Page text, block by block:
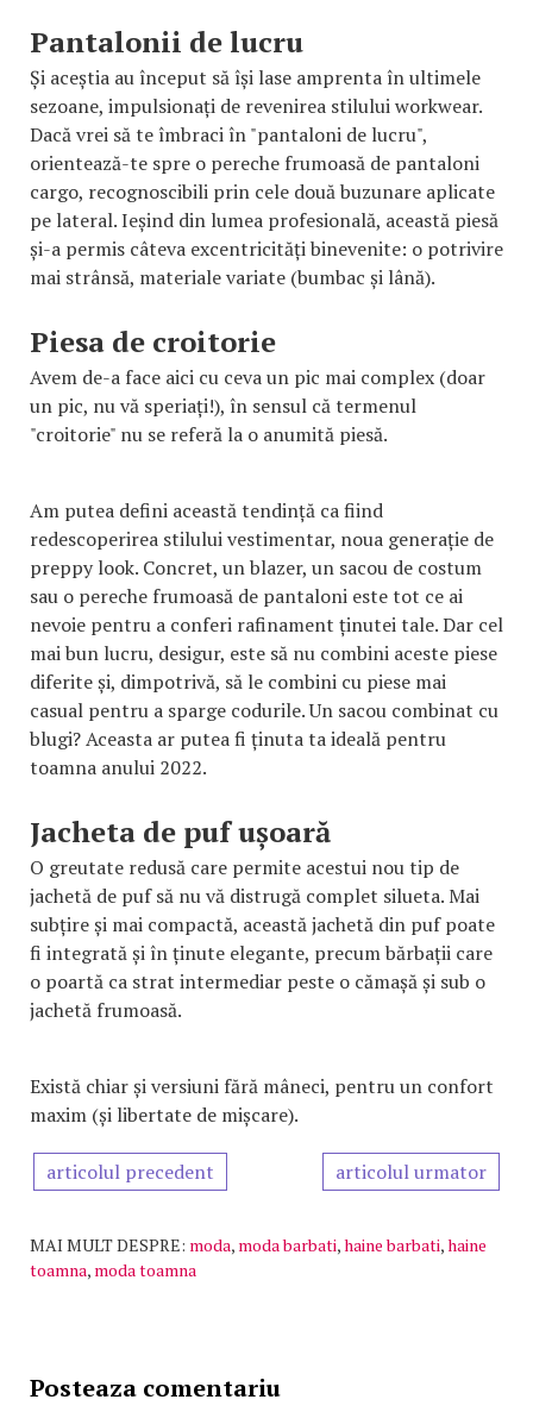
Pantalonii de lucru
Și aceștia au început să își lase amprenta în ultimele
sezoane, impulsionați de revenirea stilului workwear.
Dacă vrei să te îmbraci în "pantaloni de lucru",
orientează-te spre o pereche frumoasă de pantaloni
cargo, recognoscibili prin cele două buzunare aplicate
pe lateral. Ieșind din lumea profesională, această piesă
și-a permis câteva excentricități binevenite: o potrivire
mai strânsă, materiale variate (bumbac și lână).
Piesa de croitorie
Avem de-a face aici cu ceva un pic mai complex (doar
un pic, nu vă speriați!), în sensul că termenul
"croitorie" nu se referă la o anumită piesă.
Am putea defini această tendință ca fiind
redescoperirea stilului vestimentar, noua generație de
preppy look. Concret, un blazer, un sacou de costum
sau o pereche frumoasă de pantaloni este tot ce ai
nevoie pentru a conferi rafinament ținutei tale. Dar cel
mai bun lucru, desigur, este să nu combini aceste piese
diferite și, dimpotrivă, să le combini cu piese mai
casual pentru a sparge codurile. Un sacou combinat cu
blugi? Aceasta ar putea fi ținuta ta ideală pentru
toamna anului 2022.
Jacheta de puf ușoară
O greutate redusă care permite acestui nou tip de
jachetă de puf să nu vă distrugă complet silueta. Mai
subțire și mai compactă, această jachetă din puf poate
fi integrată și în ținute elegante, precum bărbații care
o poartă ca strat intermediar peste o cămașă și sub o
jachetă frumoasă.
Există chiar și versiuni fără mâneci, pentru un confort
maxim (și libertate de mișcare).
articolul precedent articolul urmator
MAI MULT DESPRE: moda, moda barbati,haine barbati,haine
toamna, moda toamna
Posteaza comentariu